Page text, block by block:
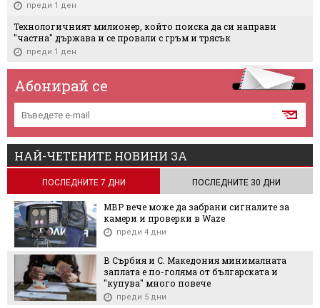
преди 1 ден
Технологичният милионер, който поиска да си направи
"частна" държава и се провали с гръм и трясък
преди 1 ден
Абонирай се
НАЙ-ЧЕТЕНИТЕ НОВИНИ ЗА
ПОСЛЕДНИТЕ 7 ДНИ ПОСЛЕДНИТЕ 30 ДНИ
МВР вече може да забрани сигналите за
камери и проверки в Waze
преди 4 дни
В Сърбия и С. Македония минималната
заплата е по-голяма от българската и
"купува" много повече
преди 5 дни